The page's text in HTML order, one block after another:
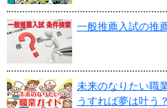
一般推薦入試の推
未来のなりたい職
うすれば夢は叶う？